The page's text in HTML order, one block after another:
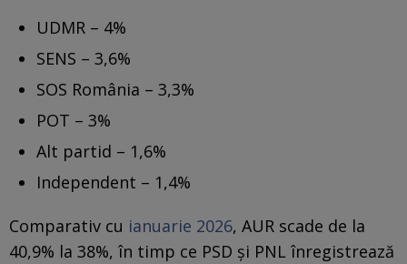
UDMR – 4%
SENS – 3,6%
SOS România – 3,3%
POT – 3%
Alt partid – 1,6%
Independent – 1,4%
Comparativ cu ianuarie 2026, AUR scade de la
40,9% la 38%, în timp ce PSD și PNL înregistrează